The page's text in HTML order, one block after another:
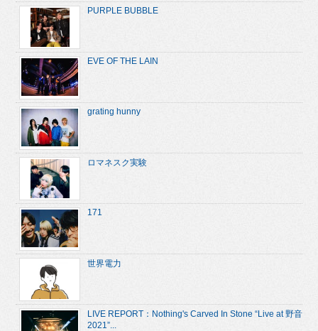
PURPLE BUBBLE
EVE OF THE LAIN
grating hunny
ロマネスク実験
171
世界電力
LIVE REPORT：Nothing's Carved In Stone “Live at 野音
2021”...